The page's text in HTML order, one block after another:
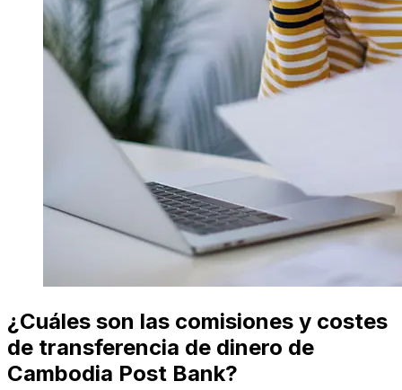
¿Cuáles son las comisiones y costes
de transferencia de dinero de
Cambodia Post Bank?